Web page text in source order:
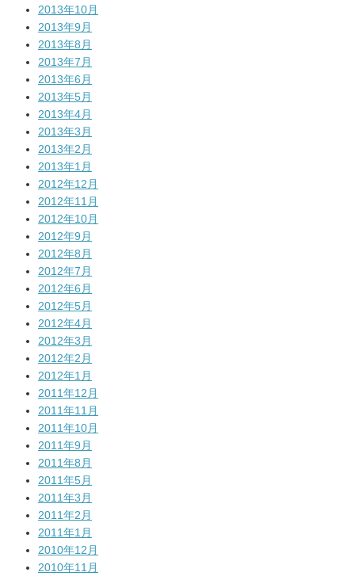
2013年10月
2013年9月
2013年8月
2013年7月
2013年6月
2013年5月
2013年4月
2013年3月
2013年2月
2013年1月
2012年12月
2012年11月
2012年10月
2012年9月
2012年8月
2012年7月
2012年6月
2012年5月
2012年4月
2012年3月
2012年2月
2012年1月
2011年12月
2011年11月
2011年10月
2011年9月
2011年8月
2011年5月
2011年3月
2011年2月
2011年1月
2010年12月
2010年11月